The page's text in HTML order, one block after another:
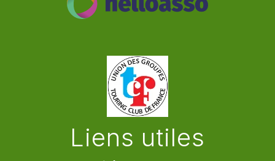
Liens utiles